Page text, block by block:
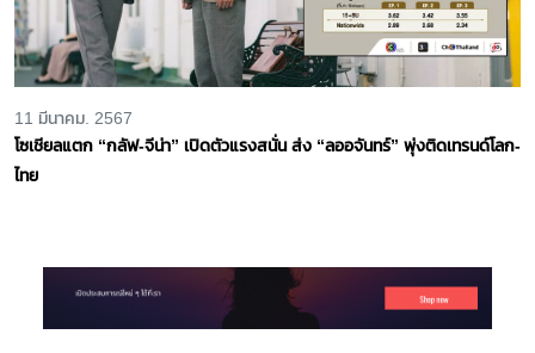
11 มีนาคม. 2567
โซเชียลแตก “กลัฟ-จีน่า” เปิดตัวแรงสนั่น ส่ง “ลออจันทร์” พุ่งติดเทรนด์โลก-
ไทย